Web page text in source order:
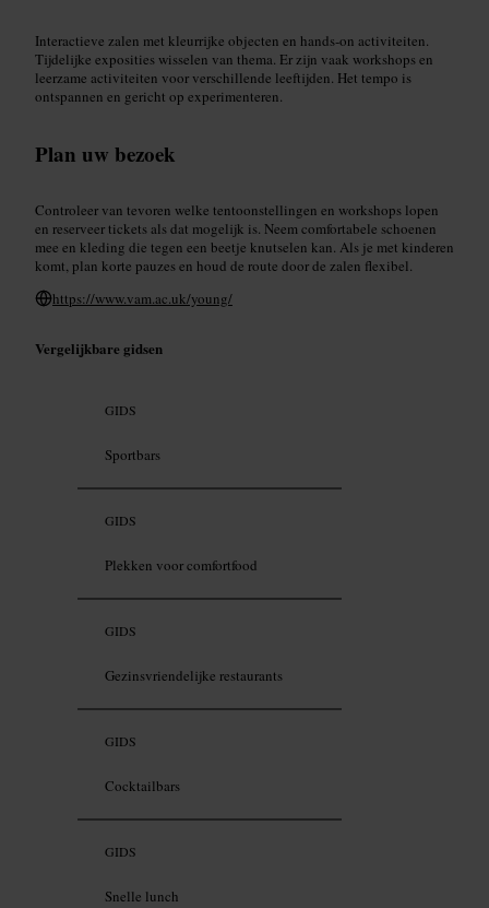
Interactieve zalen met kleurrijke objecten en hands‑on activiteiten.
Tijdelijke exposities wisselen van thema. Er zijn vaak workshops en
leerzame activiteiten voor verschillende leeftijden. Het tempo is
ontspannen en gericht op experimenteren.
Plan uw bezoek
Controleer van tevoren welke tentoonstellingen en workshops lopen
en reserveer tickets als dat mogelijk is. Neem comfortabele schoenen
mee en kleding die tegen een beetje knutselen kan. Als je met kinderen
komt, plan korte pauzes en houd de route door de zalen flexibel.
https://www.vam.ac.uk/young/
Vergelijkbare gidsen
GIDS
Sportbars
GIDS
Plekken voor comfortfood
GIDS
Gezinsvriendelijke restaurants
GIDS
Cocktailbars
GIDS
Snelle lunch